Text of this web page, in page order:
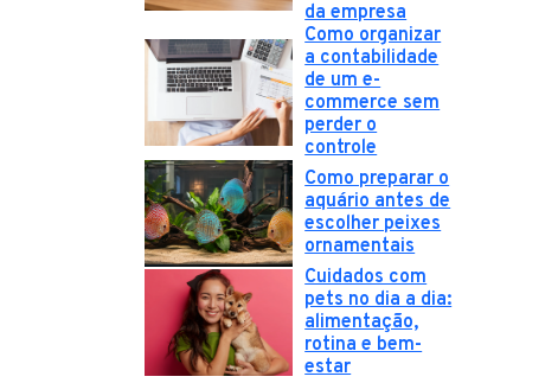
da empresa
Como organizar
a contabilidade
de um e-
commerce sem
perder o
controle
Como preparar o
aquário antes de
escolher peixes
ornamentais
Cuidados com
pets no dia a dia:
alimentação,
rotina e bem-
estar